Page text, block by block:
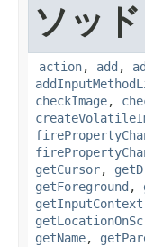
ソッド
action, add ,
checkImage,
getCursor,
getForeground ,
getInputContext
getName,